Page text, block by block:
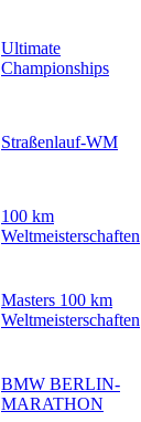
Ultimate
Championships
Straßenlauf-WM
100 km
Weltmeisterschaften
Masters 100 km
Weltmeisterschaften
BMW BERLIN-
MARATHON